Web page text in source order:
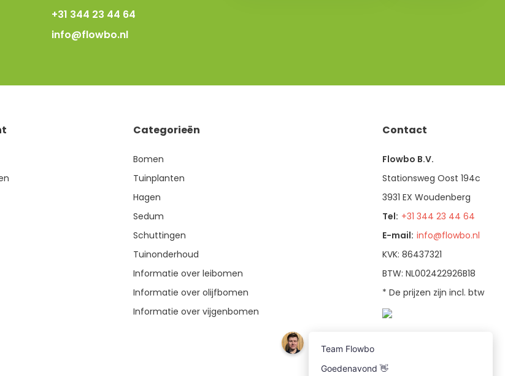
+31 344 23 44 64
info@flowbo.nl
Categorieën
Bomen
Tuinplanten
Hagen
Sedum
Schuttingen
Tuinonderhoud
Informatie over leibomen
Informatie over olijfbomen
Informatie over vijgenbomen
Contact
Flowbo B.V.
Stationsweg Oost 194c
3931 EX Woudenberg
Tel: +31 344 23 44 64
E-mail: info@flowbo.nl
KVK: 86437321
BTW: NL002422926B18
* De prijzen zijn incl. btw